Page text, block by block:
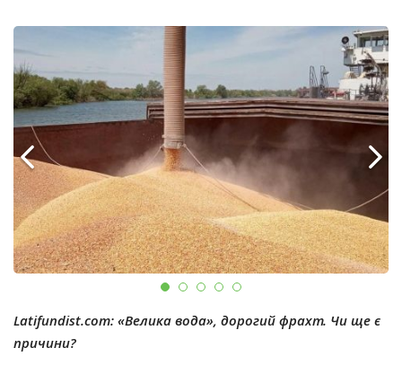
Latifundist.com:«Велика вода», дорогий фрахт. Чи ще є
причини?